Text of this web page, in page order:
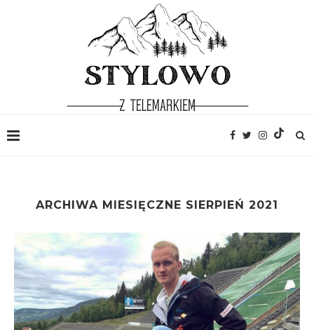
ARCHIWA MIESIĘCZNE SIERPIEŃ 2021